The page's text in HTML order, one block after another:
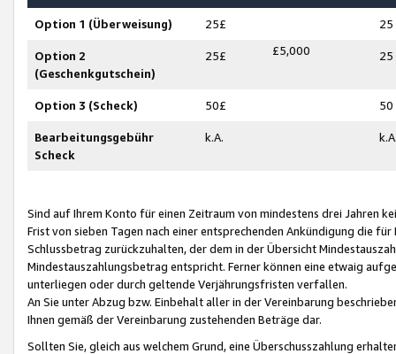
Option 1 (Überweisung) 25£ 25
Option 2
(Geschenkgutschein)
25£ £5,000 25
Option 3 (Scheck) 50£ 50
Bearbeitungsgebühr
Scheck
k.A.
Sind auf Ihrem Konto für einen Zeitraum von mindestens drei Jahren
Frist von sieben Tagen nach einer entsprechenden Ankündigung die
Schlussbetrag zurückzuhalten, der dem in der Übersicht
Mindestauszahlungsbetrag entspricht. Ferner können eine etwaig
unterliegen oder durch geltende Verjährungsfristen verfallen.
An Sie unter Abzug bzw. Einbehalt aller in der Vereinbarung
Ihnen gemäß der Vereinbarung zustehenden Beträge dar.
Sollten Sie, gleich aus welchem Grund, eine Überschusszahlung